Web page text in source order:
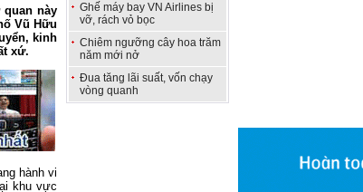
quan này
Vũ Hữu
kinh
xứ.
hành vi
khu vực
Ghế máy bay VN Airlines bị
vỡ, rách vỏ bọc
Chiêm ngưỡng cây hoa trăm
năm mới nở
Đua tăng lãi suất, vốn chạy
vòng quanh